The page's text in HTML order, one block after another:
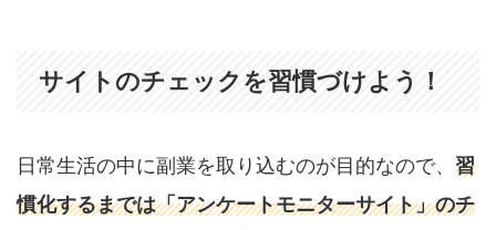
サイトのチェックを習慣づけよう！
日常生活の中に副業を取り込むのが目的なので、 習
慣化するまでは「アンケートモニターサイト」のチ